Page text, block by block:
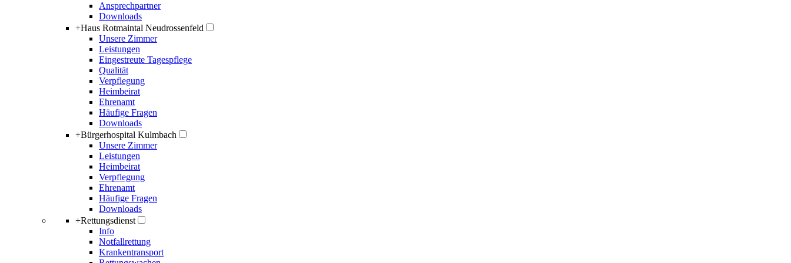
Ansprechpartner
Downloads
+Haus Rotmaintal Neudrossenfeld
Unsere Zimmer
Leistungen
Eingestreute Tagespflege
Qualität
Verpflegung
Heimbeirat
Ehrenamt
Häufige Fragen
Downloads
+Bürgerhospital Kulmbach
Unsere Zimmer
Leistungen
Heimbeirat
Verpflegung
Ehrenamt
Häufige Fragen
Downloads
+Rettungsdienst
Info
Notfallrettung
Krankentransport